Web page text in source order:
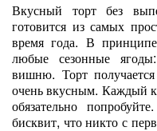
Вкусный торт без
готовится из самых
время года. В
любые сезонные
вишню. Торт
очень вкусным. Каждый
обязательно
бисквит, что никто с